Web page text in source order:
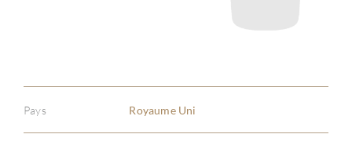
Pays Royaume Uni